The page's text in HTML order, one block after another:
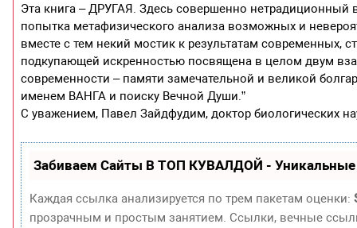
Эта книга – ДРУГАЯ. Здесь совершенно
попытка метафизического анализа возможных и
вместе с тем некий мостик к результатам современных,
подкупающей искренностью посвящена в целом двум
современности – памяти замечательной и великой
именем ВАНГА и поиску Вечной Души.”
С уважением, Павел Зайдфудим, доктор биологических
Забиваем Сайты В ТОП КУВАЛДОЙ - Уникальные
Каждая ссылка анализируется по трем пакетам оценки:
прозрачным и простым занятием. Ссылки, вечные